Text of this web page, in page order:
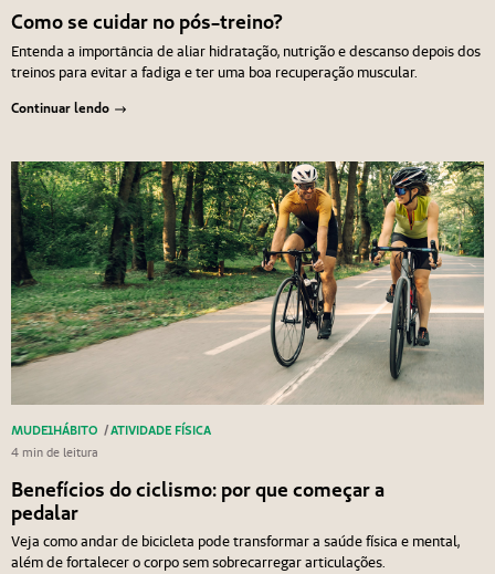
Como se cuidar no pós-treino?
Entenda a importância de aliar hidratação, nutrição e descanso depois dos
treinos para evitar a fadiga e ter uma boa recuperação muscular.
Continuar lendo
MUDE1HÁBITO /ATIVIDADE FÍSICA
4 min de leitura
Benefícios do ciclismo: por que começar a
pedalar
Veja como andar de bicicleta pode transformar a saúde física e mental,
além de fortalecer o corpo sem sobrecarregar articulações.